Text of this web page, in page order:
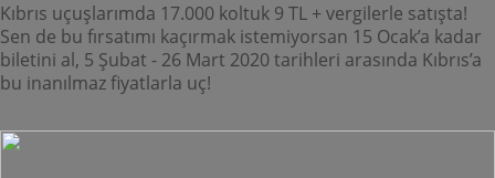
Kıbrıs uçuşlarımda 17.000 koltuk 9 TL + vergilerle satışta!
Sen de bu fırsatımı kaçırmak istemiyorsan 15 Ocak’a kadar
biletini al, 5 Şubat - 26 Mart 2020 tarihleri arasında Kıbrıs’a
bu inanılmaz fiyatlarla uç!